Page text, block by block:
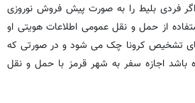
فردی بلیط را به صورت پیش فروش نوروزی
از حمل و نقل عمومی اطلاعات هویتی او
های تشخیص کرونا چک می شود و در صورتی که
باشد اجازه سفر به شهر قرمز با حمل و نقل